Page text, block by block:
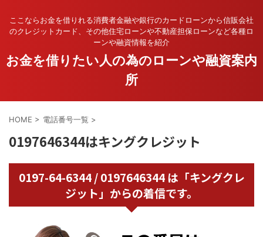
ここならお金を借りれる消費者金融や銀行のカードローンから信販会社
のクレジットカード、その他住宅ローンや不動産担保ローンなど各種ロ
ーンや融資情報を紹介
お金を借りたい人の為のローンや融資案内
所
HOME > 電話番号一覧 >
0197646344はキングクレジット
0197-64-6344 / 0197646344 は「キングクレ
ジット」からの着信です。